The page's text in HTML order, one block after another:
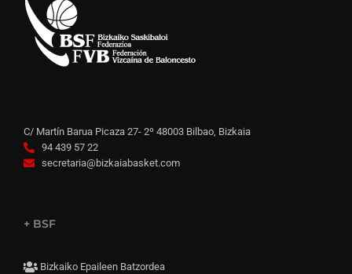
C/ Martín Barua Picaza 27- 2º 48003 Bilbao, Bizkaia
94 439 57 22
secretaria@bizkaiabasket.com
+ BSF
Bizkaiko Epaileen Batzordea